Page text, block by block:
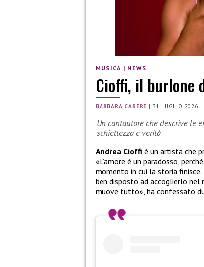
MUSICA | NEWS
Cioffi, il burlone
BARBARA CARERE | 31 LUGLIO 2026
Un cantautore che descrive le
schiettezza e verità
Andrea Cioffi è un artista che
«L’amore è un paradosso,
momento in cui la storia
ben disposto ad accoglierlo nel
muove tutto», ha confessato